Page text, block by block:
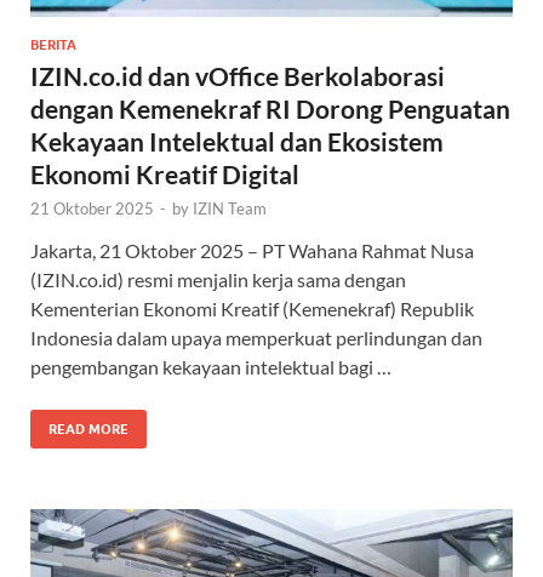
BERITA
IZIN.co.id dan vOffice Berkolaborasi
dengan Kemenekraf RI Dorong Penguatan
Kekayaan Intelektual dan Ekosistem
Ekonomi Kreatif Digital
21 Oktober 2025 - by IZIN Team
Jakarta, 21 Oktober 2025 – PT Wahana Rahmat Nusa
(IZIN.co.id) resmi menjalin kerja sama dengan
Kementerian Ekonomi Kreatif (Kemenekraf) Republik
Indonesia dalam upaya memperkuat perlindungan dan
pengembangan kekayaan intelektual bagi …
READ MORE